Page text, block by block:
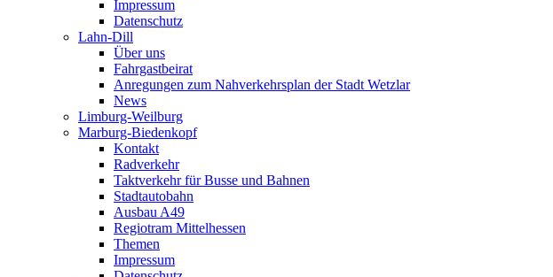
Impressum
Datenschutz
Lahn-Dill
Über uns
Fahrgastbeirat
Anregungen zum Nahverkehrsplan der Stadt Wetzlar
News
Limburg-Weilburg
Marburg-Biedenkopf
Kontakt
Radverkehr
Taktverkehr für Busse und Bahnen
Stadtautobahn
Ausbau A49
Regiotram Mittelhessen
Themen
Impressum